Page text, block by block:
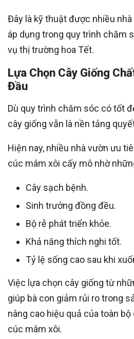
Đây là kỹ thuật được nhiều
áp dụng trong quy trình chăm
vụ thị trường hoa Tết.
Lựa Chọn Cây Giống
Đầu
Dù quy trình chăm sóc có tốt
cây giống vẫn là nền tảng
Hiện nay, nhiều nhà vườn ưu
cúc mâm xôi cấy mô nhờ
Cây sạch bệnh.
Sinh trưởng đồng đều.
Bộ rễ phát triển khỏe.
Khả năng thích nghi tốt.
Tỷ lệ sống cao sau khi
Việc lựa chọn cây giống từ
giúp bà con giảm rủi ro trong
nâng cao hiệu quả của toàn
cúc mâm xôi.